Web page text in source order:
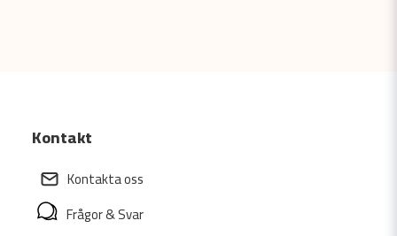
Kontakt
Kontakta oss
Frågor & Svar